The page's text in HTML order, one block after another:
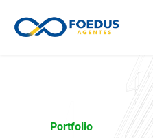
Portfolio